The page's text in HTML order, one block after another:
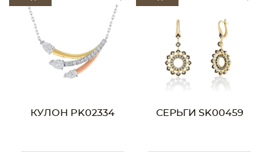
КУЛОН PK02334 СЕРЬГИ SK00459